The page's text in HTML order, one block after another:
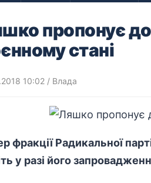
пропонує
стані
10:02 / Влада
фракції Радикальної
у разі його